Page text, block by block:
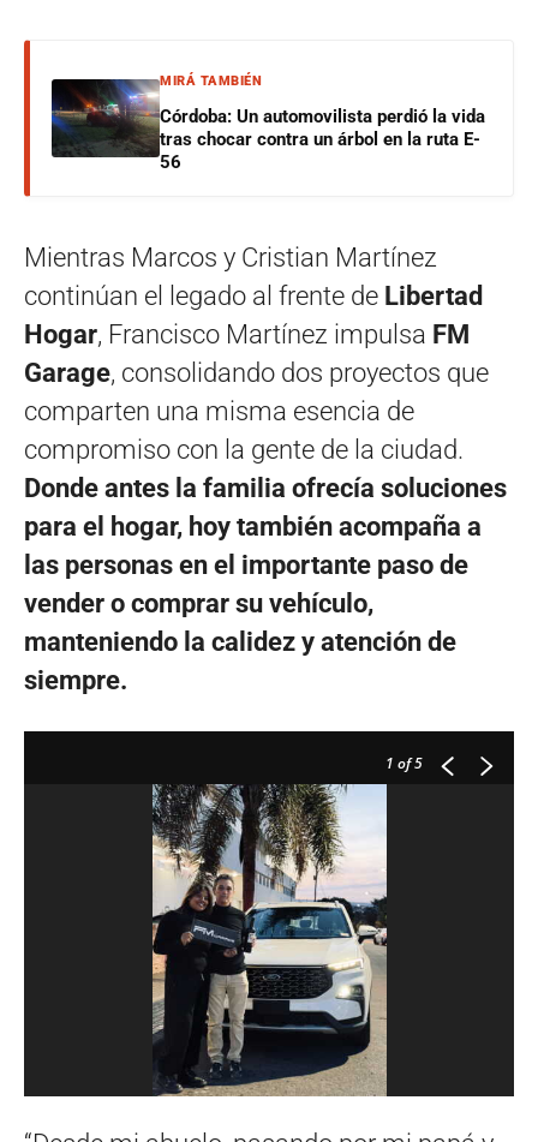
MIRÁ TAMBIÉN
Córdoba: Un automovilista perdió la vida
tras chocar contra un árbol en la ruta E-
56
Mientras Marcos y Cristian Martínez
continúan el legado al frente de Libertad
Hogar, Francisco Martínez impulsa FM
Garage, consolidando dos proyectos que
comparten una misma esencia de
compromiso con la gente de la ciudad.
Donde antes la familia ofrecía soluciones
para el hogar, hoy también acompaña a
las personas en el importante paso de
vender o comprar su vehículo,
manteniendo la calidez y atención de
siempre.
1 of 5